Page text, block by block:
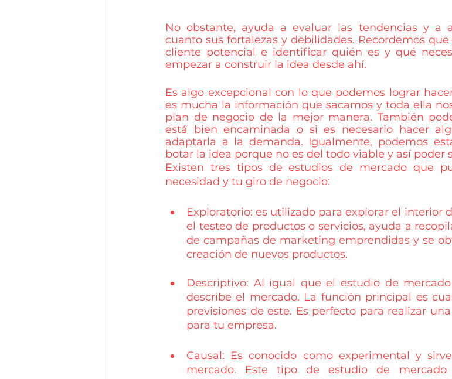
No obstante, ayuda a evaluar las tendencias y a
cuanto sus fortalezas y debilidades. Recordemos
cliente potencial e identificar quién es y qué
empezar a construir la idea desde ahí.
Es algo excepcional con lo que podemos lograr
es mucha la información que sacamos y toda ella
plan de negocio de la mejor manera. También
está bien encaminada o si es necesario hacer
adaptarla a la demanda. Igualmente, podemos
botar la idea porque no es del todo viable y así poder
Existen tres tipos de estudios de mercado que
necesidad y tu giro de negocio:
Exploratorio: es utilizado para explorar el interior
el testeo de productos o servicios, ayuda a
de campañas de marketing emprendidas y se
creación de nuevos productos.
Descriptivo: Al igual que el estudio de
describe el mercado. La función principal es
previsiones de este. Es perfecto para realizar
para tu empresa.
Causal: Es conocido como experimental y
mercado. Este tipo de estudio de